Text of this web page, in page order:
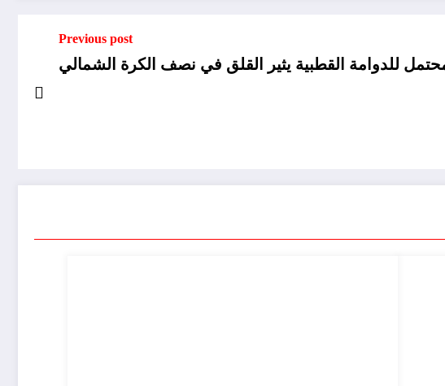
Previous post
محتمل للدوامة القطبية يثير القلق في نصف الكرة الشمالي